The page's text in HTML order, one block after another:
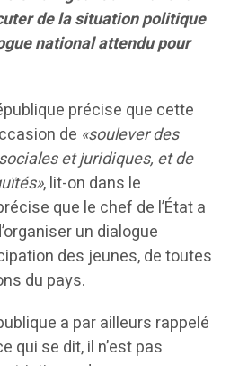
de la situation politique
national attendu pour
précise que cette
de «soulever des
et juridiques, et de
, lit-on dans le
que le chef de l’État a
un dialogue
des jeunes, de toutes
du pays.
a par ailleurs rappelé
qui se dit, il n’est pas